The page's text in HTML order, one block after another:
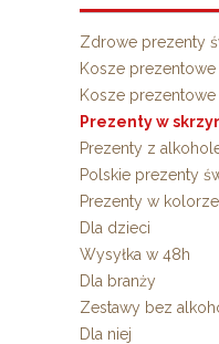
Zdrowe prezenty
Kosze prezentowe
Kosze
Prezenty w
Prezenty z
Polskie prezenty
Prezenty w
Dla dzieci
Wysyłka w 48h
Dla branży
Zestawy bez
Dla niej